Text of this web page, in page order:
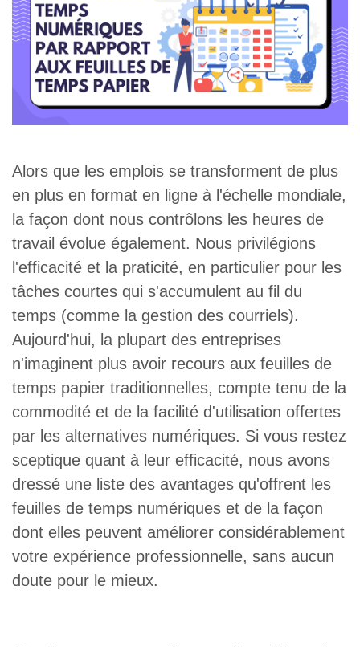
Alors que les emplois se transforment de plus
en plus en format en ligne à l'échelle mondiale,
la façon dont nous contrôlons les heures de
travail évolue également. Nous privilégions
l'efficacité et la praticité, en particulier pour les
tâches courtes qui s'accumulent au fil du
temps (comme la gestion des courriels).
Aujourd'hui, la plupart des entreprises
n'imaginent plus avoir recours aux feuilles de
temps papier traditionnelles, compte tenu de la
commodité et de la facilité d'utilisation offertes
par les alternatives numériques. Si vous restez
sceptique quant à leur efficacité, nous avons
dressé une liste des avantages qu'offrent les
feuilles de temps numériques et de la façon
dont elles peuvent améliorer considérablement
votre expérience professionnelle, sans aucun
doute pour le mieux.